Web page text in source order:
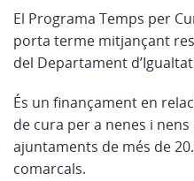
El Programa Temps per
porta terme mitjançant
del Departament
És un finançament en
de cura per a nenes i nens
ajuntaments de més de
comarcals.